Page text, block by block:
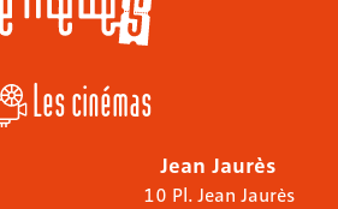
Les cinémas
Jean Jaurès
10 Pl. Jean Jaurès